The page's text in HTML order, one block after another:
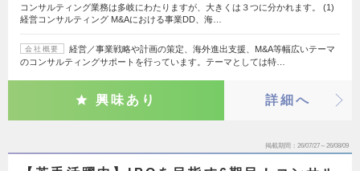
コンサルティング業務は多岐にわたりますが、大きくは３つに分かれます。 (1)
経営コンサルティング M&Aにおける事業DD、海…
会社概要
経営／事業戦略や計画の策定、海外進出支援、M&A等幅広いテーマ
のコンサルティングサポートを行っています。テーマとしては特…
興味あり 詳細へ
掲載期間 26/07/27～26/08/09